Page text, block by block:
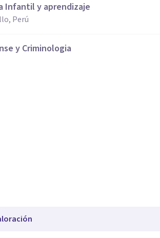
Infantil y aprendizaje
Perú
y Criminologia